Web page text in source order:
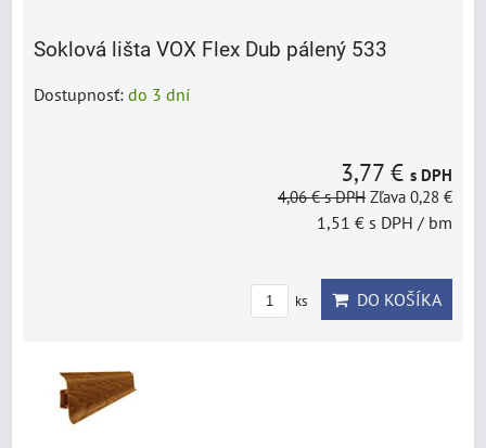
Soklová lišta VOX Flex Dub pálený 533
Dostupnosť: do 3 dní
3,77 € s DPH
4,06 €s DPH Zľava 0,28 €
1,51 € s DPH / bm
ks DO KOŠÍKA